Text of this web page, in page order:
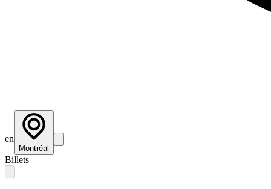
en
Montréal
Billets